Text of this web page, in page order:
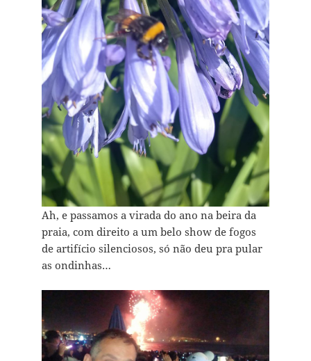
Ah, e passamos a virada do ano na beira da
praia, com direito a um belo show de fogos
de artifício silenciosos, só não deu pra pular
as ondinhas…